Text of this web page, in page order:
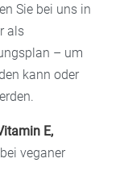
Sie bei uns in
als
– um
kann oder
E,
veganer